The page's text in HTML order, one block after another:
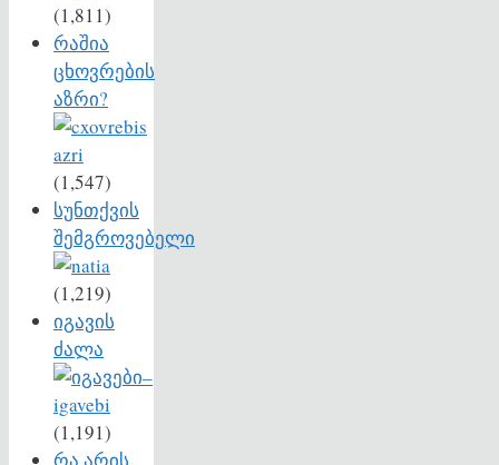
(1,811)
რაშია
ცხოვრების
აზრი?
(1,547)
სუნთქვის
შემგროვებელი
(1,219)
იგავის
ძალა
(1,191)
რა არის